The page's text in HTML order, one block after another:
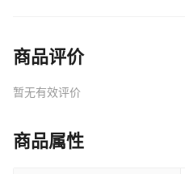
商品评价
暂无有效评价
商品属性